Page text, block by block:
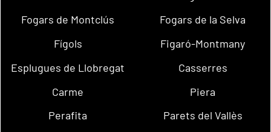
Fogars de Montclús
Fogars de la Selva
Fígols
Figaró-Montmany
Esplugues de Llobregat
Casserres
Carme
Piera
Perafita
Parets del Vallès